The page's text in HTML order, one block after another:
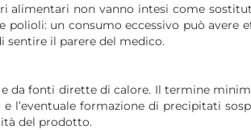
alimentari non vanno intesi come
un consumo eccessivo può avere
il parere del medico.
da fonti dirette di calore. Il termine
l’eventuale formazione di precipitati
del prodotto.